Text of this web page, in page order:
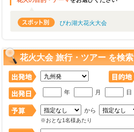
びわ湖大花火大会
花火大会 旅行・ツアー を検索
年 月 日
から
※おとな1名様あたり